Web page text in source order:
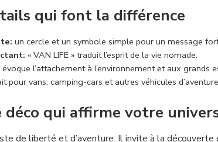
qui font la différence
un cercle et un symbole simple pour un message
« VAN LIFE » traduit l’esprit de la vie nomade.
évoque l’attachement à l’environnement et aux grands
pour vans, camping-cars et autres véhicules
déco qui affirme votre
de liberté et d’aventure. Il invite à la découverte